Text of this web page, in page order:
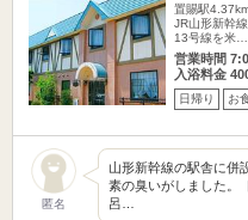
置賜駅
JR山形新幹
13号線を米…
営業時間
入浴料金
日帰り お
匿名
山形新幹線の駅舎に併
素の臭いがしました。
呂…